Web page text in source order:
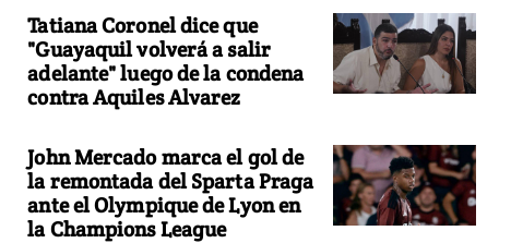
Tatiana Coronel dice que
"Guayaquil volverá a salir
adelante" luego de la condena
contra Aquiles Alvarez
John Mercado marca el gol de
la remontada del Sparta Praga
ante el Olympique de Lyon en
la Champions League